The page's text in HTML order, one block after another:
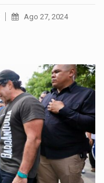
Ago 27, 2024